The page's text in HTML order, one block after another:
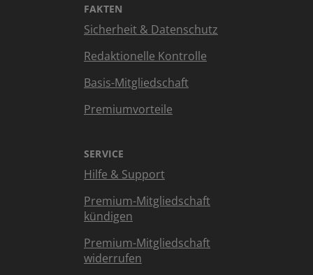
FAKTEN
Sicherheit & Datenschutz
Redaktionelle Kontrolle
Basis-Mitgliedschaft
Premiumvorteile
SERVICE
Hilfe & Support
Premium-Mitgliedschaft
kündigen
Premium-Mitgliedschaft
widerrufen